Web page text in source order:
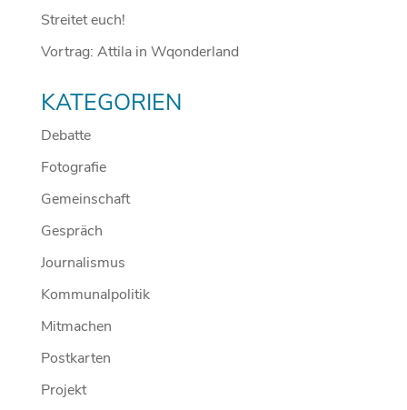
Streitet euch!
Vortrag: Attila in Wqonderland
KATEGORIEN
Debatte
Fotografie
Gemeinschaft
Gespräch
Journalismus
Kommunalpolitik
Mitmachen
Postkarten
Projekt